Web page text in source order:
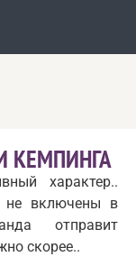
КЕМПИНГА
характер..
не включены в
отправит
скорее..